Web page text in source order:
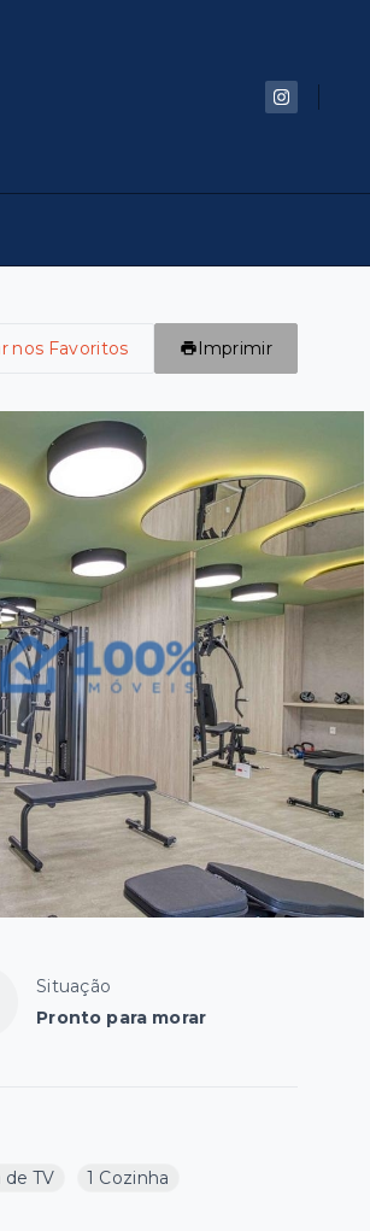
nos Favoritos Imprimir
Situação
Pronto para morar
de TV
1 Cozinha